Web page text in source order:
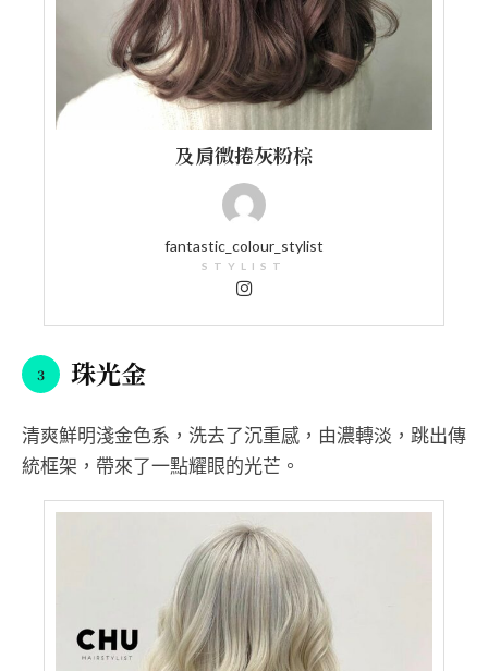
及肩微捲灰粉棕
fantastic_colour_stylist
STYLIST
珠光金
清爽鮮明淺金色系，洗去了沉重感，由濃轉淡，跳出傳
統框架，帶來了一點耀眼的光芒。